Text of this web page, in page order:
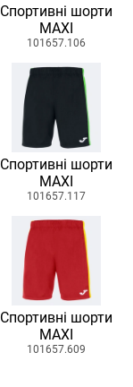
Спортивні шорти
MAXI
101657.106
Спортивні шорти
MAXI
101657.117
Спортивні шорти
MAXI
101657.609